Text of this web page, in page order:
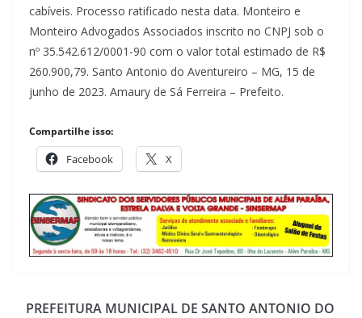
cabíveis. Processo ratificado nesta data. Monteiro e
Monteiro Advogados Associados inscrito no CNPJ sob o
nº 35.542.612/0001-90 com o valor total estimado de R$
260.900,79. Santo Antonio do Aventureiro – MG, 15 de
junho de 2023. Amaury de Sá Ferreira – Prefeito.
Compartilhe isso:
Facebook X
PREFEITURA MUNICIPAL DE SANTO ANTONIO DO